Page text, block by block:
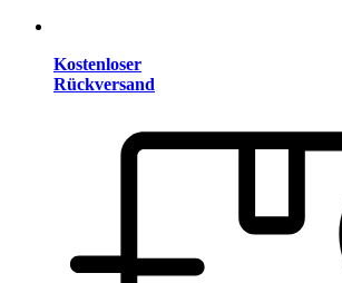
Kostenloser
Rückversand